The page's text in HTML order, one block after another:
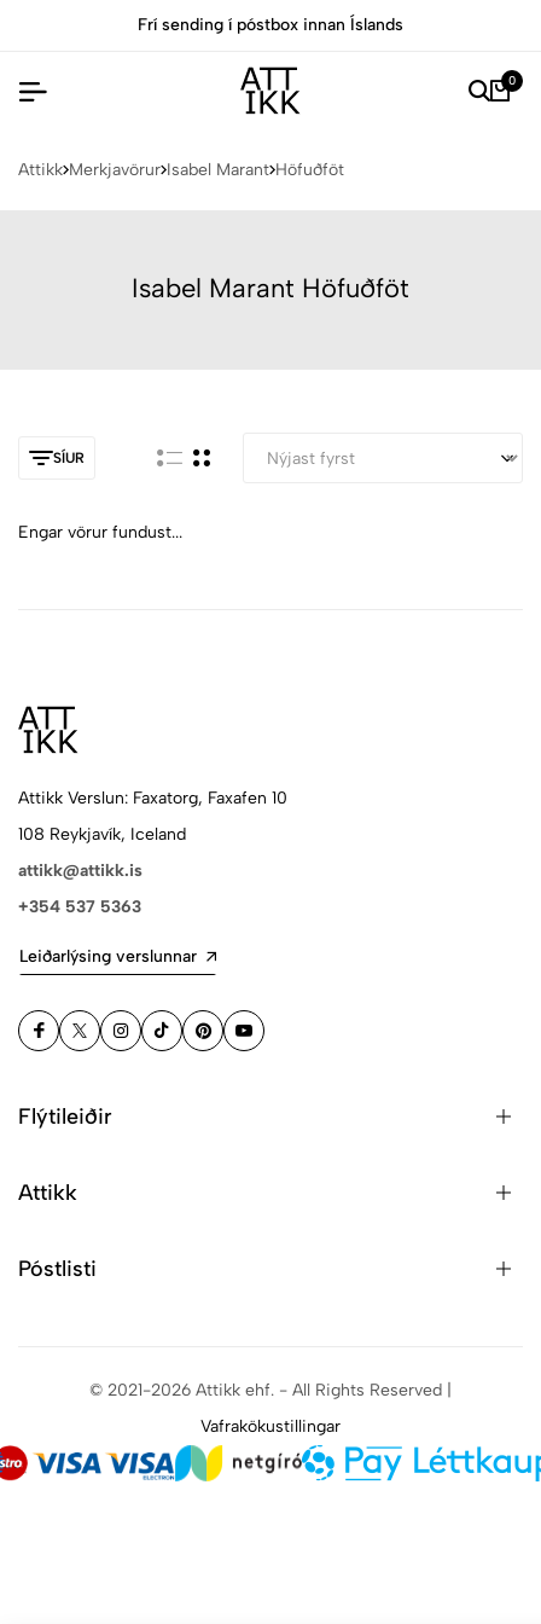
Frí sending í póstbox innan Íslands
0
Attikk Merkjavörur Isabel Marant Höfuðföt
Isabel Marant Höfuðföt
SÍUR
Engar vörur fundust...
Attikk Verslun: Faxatorg, Faxafen 10
108 Reykjavík, Iceland
attikk@attikk.is
+354 537 5363
Leiðarlýsing verslunnar
Flýtileiðir
Attikk
Póstlisti
© 2021-2026 Attikk ehf. - All Rights Reserved |
Vafrakökustillingar